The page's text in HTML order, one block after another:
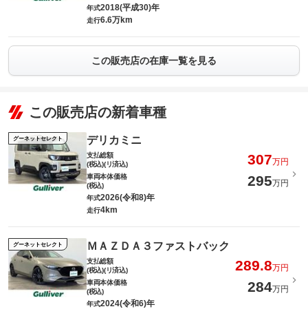
年式2018(平成30)年
走行6.6万km
この販売店の在庫一覧を見る
この販売店の新着車種
グーネットセレクト デリカミニ
支払総額
(税込)(リ済込)
307万円
車両本体価格
(税込)
295万円
年式2026(令和8)年
走行4km
グーネットセレクト ＭＡＺＤＡ３ファストバック
支払総額
(税込)(リ済込)
289.8万円
車両本体価格
(税込)
284万円
年式2024(令和6)年